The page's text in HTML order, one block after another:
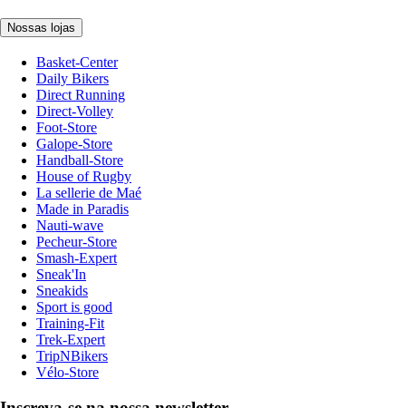
Nossas lojas
Basket-Center
Daily Bikers
Direct Running
Direct-Volley
Foot-Store
Galope-Store
Handball-Store
House of Rugby
La sellerie de Maé
Made in Paradis
Nauti-wave
Pecheur-Store
Smash-Expert
Sneak'In
Sneakids
Sport is good
Training-Fit
Trek-Expert
TripNBikers
Vélo-Store